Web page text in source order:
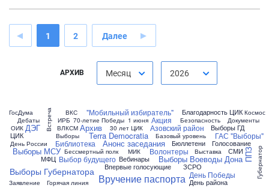
1 2 Далее
АРХИВ Месяц 2026
"Мобильный избиратель"
1 июня
30 лет ЦИК
70-летие Победы
Terra Democratia
Азовский район
Акция
Анонс заседания
Архив
Базовый уровень
Безопасность
Бессмертный полк
Библиотека
Благодарность ЦИК
Бюллетени
ВКС
ВЛКСМ
Вебинары
Волонтеры
Впервые голосующие
Вручение паспорта
Встреча
Выбор будущего
Выборы
Выборы Воеводы Дона
Выборы ГД
Выборы Губернатора
Выборы МСУ Выставка
ГАС "Выборы"
Голосование
Горячая линия
ГосДума
Губернатор
ДЭГ
Дебаты
День Победы
День России
День района
Документы
ЗСРО
Заявление
ИРБ
Космос
МИК
МФЦ
ОИК
ППЗ
СМИ
ЦИК